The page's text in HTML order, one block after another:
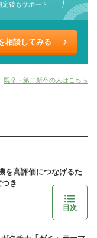
定後もサポート
相談してみる
既卒・第二新卒の人はこちら
を高評価につなげるた
き
目次